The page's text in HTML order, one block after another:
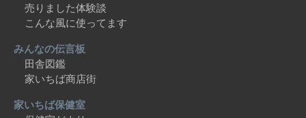
売りました体験談
こんな風に使ってます
みんなの伝言板
田舎図鑑
家いちば商店街
家いちば保健室